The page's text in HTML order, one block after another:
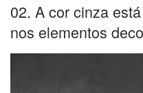
02. A cor cinza
nos elementos